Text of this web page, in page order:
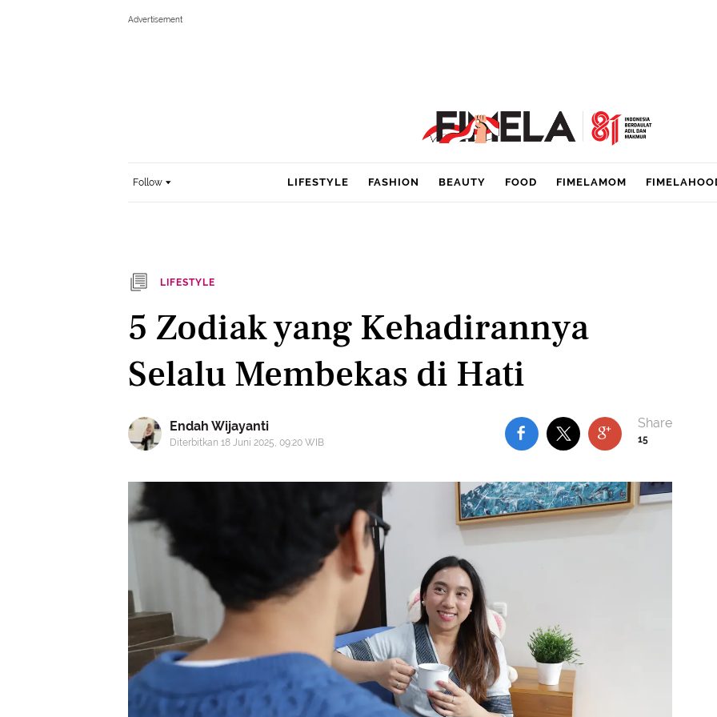
Follow LIFESTYLE FASHION BEAUTY FOOD FIMELAMOM
LIFESTYLE
5 Zodiak yang Kehadirannya
Selalu Membekas di Hati
Endah Wijayanti
Diterbitkan 18 Juni 2025, 09:20 WIB 15